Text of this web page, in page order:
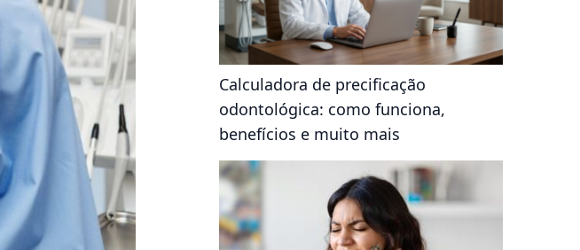
Calculadora de precificação
odontológica: como funciona,
benefícios e muito mais